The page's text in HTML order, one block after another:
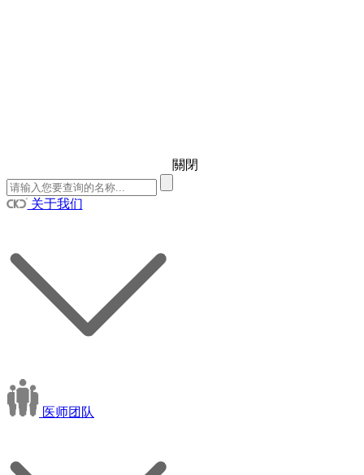
關閉
关于我们
医师团队